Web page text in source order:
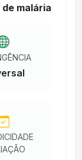
malária